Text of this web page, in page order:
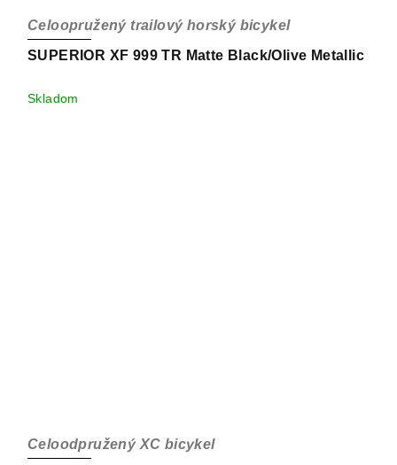
SUPERIOR XF 999 TR Matte Black/Olive Metallic
Celoopružený trailový horský bicykel
Skladom
Celoodpružený XC bicykel